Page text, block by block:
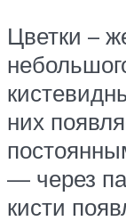
Цветки –
них
— через
кисти